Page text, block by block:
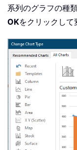
系列のグラフの種
OKをクリックして